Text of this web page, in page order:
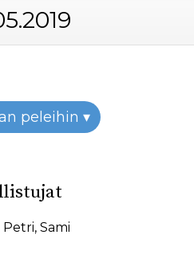
24.03.2026
12.03.2026
24.02.2026
19.02.2026
27.01.2026
17.01.2026
peleihin ▾
Petri, Sami